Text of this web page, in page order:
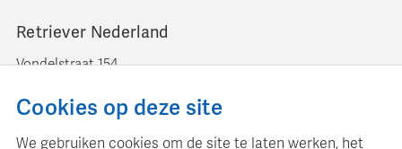
Retriever Nederland
Vondelstraat 154
+ 31 (0)20 379 11 01
Cookies op deze site
We gebruiken cookies om de site te laten werken, het